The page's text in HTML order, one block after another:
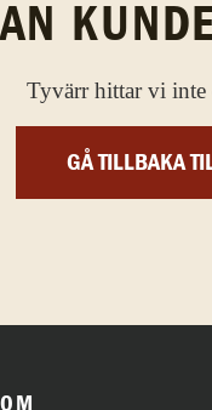
Tyvärr hittar vi inte
GÅ TILLBAKA